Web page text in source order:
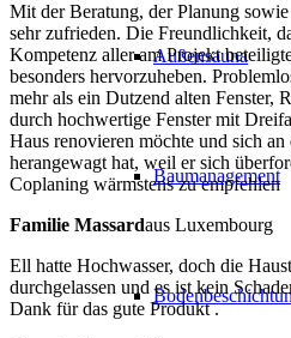
Außensauna
Baumanagement
Mit der Beratung, der Planung
sehr zufrieden. Die Freundlichkeit,
Kompetenz aller am Projekt
besonders hervorzuheben.
mehr als ein Dutzend alten Fenster,
durch hochwertige Fenster mit
Haus renovieren möchte und sich
herangewagt hat, weil er sich
Coplaning wärmstens zu empfehlen
Familie Massardaus Luxembourg
Ell hatte Hochwasser, doch die
durchgelassen und es ist kein
Dank für das gute Produkt .